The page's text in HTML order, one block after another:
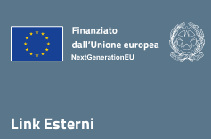
Link Esterni